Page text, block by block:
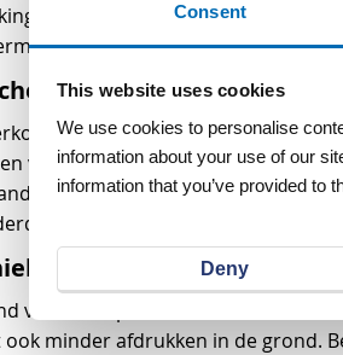
Consent
This website uses cookies
We use cookies to personalise
information about your use of our
information that you’ve provided to
Deny
met arbo-artsen en
dagelijks gebruikt.
Ergoline
model is de buitengewoon
vormvastheid gegarandeerd is.
zorgen ervoor dat de
die slijtagegevoelig zijn.
voor de Alpro kniebeschermer is
minder afdrukken in de grond.